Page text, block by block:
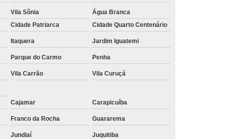
Vila Sônia
Água Branca
Cidade Patriarca Cidade Quarto Centenário
Itaquera Jardim Iguatemi
Parque do Carmo Penha
Vila Carrão Vila Curuçá
Cajamar Carapicuíba
Franco da Rocha Guararema
Jundiaí Juquitiba